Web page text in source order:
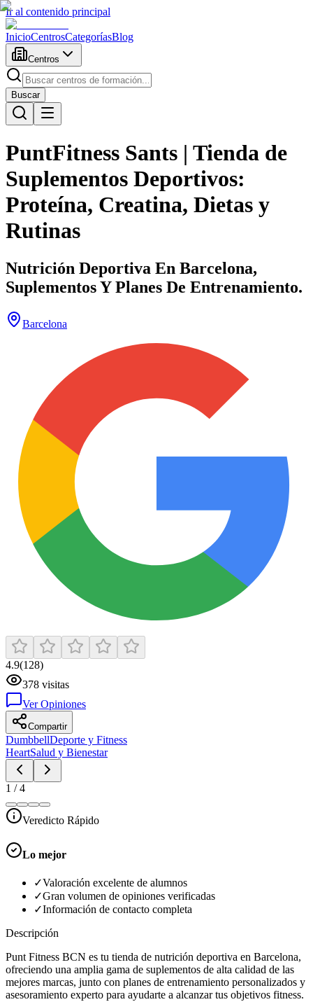
Ir al contenido principal
InicioCentrosCategoríasBlog
Centros
Buscar
PuntFitness Sants | Tienda de
Suplementos Deportivos:
Proteína, Creatina, Dietas y
Rutinas
Nutrición Deportiva En Barcelona,
Suplementos Y Planes De Entrenamiento.
Barcelona
4.9(128)
378 visitas
Ver Opiniones
Compartir
DumbbellDeporte y Fitness
HeartSalud y Bienestar
1 /4
Veredicto Rápido
Lo mejor
✓Valoración excelente de alumnos
✓Gran volumen de opiniones verificadas
✓Información de contacto completa
Descripción
Punt Fitness BCN es tu tienda de nutrición deportiva en Barcelona,
ofreciendo una amplia gama de suplementos de alta calidad de las
mejores marcas, junto con planes de entrenamiento personalizados y
asesoramiento experto para ayudarte a alcanzar tus objetivos fitness.